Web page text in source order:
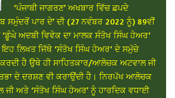
‘ਪੰਜਾਬੀ ਜਾਗਰਣ’ ਅਖਬਾਰ ਵਿੱਚ ਛਪਦੇ
ਸਮੁੰਦਰੋਂ ਪਾਰ ਦੇ’ ਦੀ (27 ਨਵੰਬਰ 2022 ਨੂੰ) 89ਵੀਂ
‘ਡੂੰਘੇ ਅਦਬੀ ਵਿਵੇਕ ਦਾ ਮਾਲਕ ਸੰਤੋਖ ਸਿੰਘ ਹੇਅਰ‘
ਲਿਖਤ ਜਿੱਥੇ ‘ਸੰਤੋਖ ਸਿੰਘ ਹੇਅਰ‘ ਦੇ ਸਮੁੱਚੇ
ਹੈ ਉਥੇ ਹੀ ਸਾਹਿਤਕਾਰ/ਆਲੋਚਕ ਅਟਵਾਲ ਜੀ
ਦੇ ਦਰਸ਼ਣ ਵੀ ਕਰਾਉਂਦੀ ਹੈ। ਨਿਰਪੱਖ ਆਲੋਚਕ
ਜੀ ਅਤੇ ‘ਸੰਤੋਖ ਸਿੰਘ ਹੇਅਰ’ ਨੂੰ ਹਾਰਦਿਕ ਵਧਾਈ